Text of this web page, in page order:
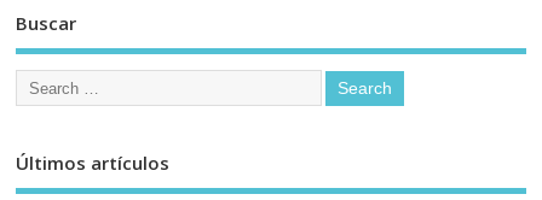
Buscar
Últimos artículos